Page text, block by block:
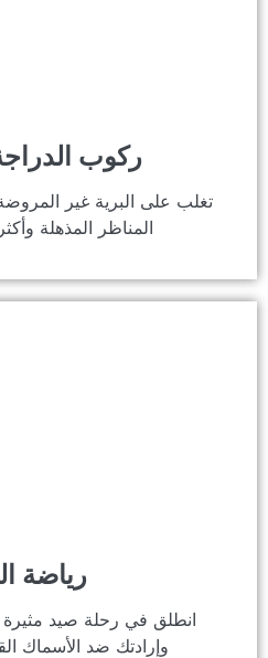
ركوب
تغلب على البرية غير
المناظر المذهلة
رياضة
انطلق في رحلة صيد
وإرادتك ضد الأسماك